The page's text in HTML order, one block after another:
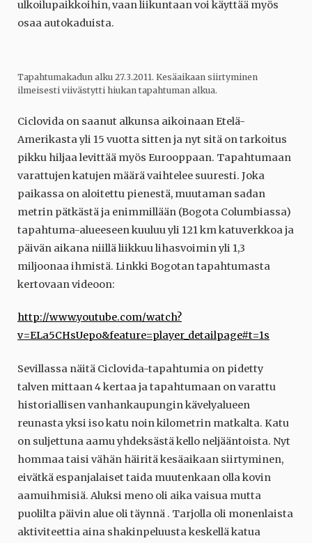
ulkoilupaikkoihin, vaan liikuntaan voi käyttää myös
osaa autokaduista.
Tapahtumakadun alku 27.3.2011. Kesäaikaan siirtyminen
ilmeisesti viivästytti hiukan tapahtuman alkua.
Ciclovida on saanut alkunsa aikoinaan Etelä-
Amerikasta yli 15 vuotta sitten ja nyt sitä on tarkoitus
pikku hiljaa levittää myös Eurooppaan. Tapahtumaan
varattujen katujen määrä vaihtelee suuresti. Joka
paikassa on aloitettu pienestä, muutaman sadan
metrin pätkästä ja enimmillään (Bogota Columbiassa)
tapahtuma-alueeseen kuuluu yli 121 km katuverkkoa ja
päivän aikana niillä liikkuu lihasvoimin yli 1,3
miljoonaa ihmistä. Linkki Bogotan tapahtumasta
kertovaan videoon:
http://www.youtube.com/watch?
v=ELa5CHsUepo&feature=player_detailpage#t=1s
Sevillassa näitä Ciclovida-tapahtumia on pidetty
talven mittaan 4 kertaa ja tapahtumaan on varattu
historiallisen vanhankaupungin kävelyalueen
reunasta yksi iso katu noin kilometrin matkalta. Katu
on suljettuna aamu yhdeksästä kello neljääntoista. Nyt
hommaa taisi vähän häiritä kesäaikaan siirtyminen,
eivätkä espanjalaiset taida muutenkaan olla kovin
aamuihmisiä. Aluksi meno oli aika vaisua mutta
puolilta päivin alue oli täynnä . Tarjolla oli monenlaista
aktiviteettia aina shakinpeluusta keskellä katua